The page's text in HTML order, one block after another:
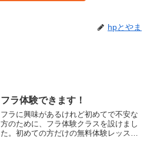
hpとやま
フラ体験できます！
フラに興味があるけれど初めてで不安な
方のために、フラ体験クラスを設けまし
た。初めての方だけの無料体験レッスン